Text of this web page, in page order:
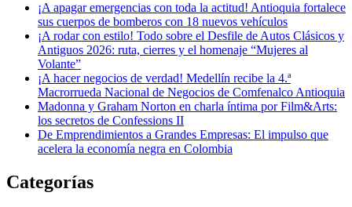
¡A apagar emergencias con toda la actitud! Antioquia fortalece
sus cuerpos de bomberos con 18 nuevos vehículos
¡A rodar con estilo! Todo sobre el Desfile de Autos Clásicos y
Antiguos 2026: ruta, cierres y el homenaje “Mujeres al
Volante”
¡A hacer negocios de verdad! Medellín recibe la 4.ª
Macrorrueda Nacional de Negocios de Comfenalco Antioquia
Madonna y Graham Norton en charla íntima por Film&Arts:
los secretos de Confessions II
De Emprendimientos a Grandes Empresas: El impulso que
acelera la economía negra en Colombia
Categorías